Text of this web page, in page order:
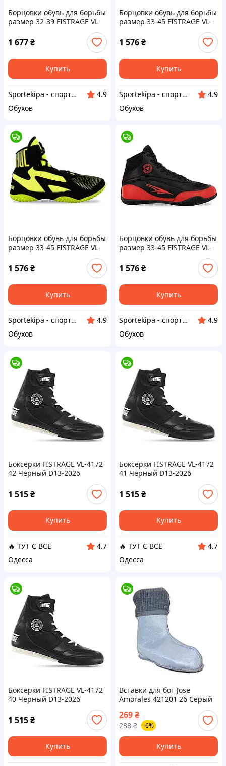
Борцовки обувь для борьбы
размер 32-39 FISTRAGE VL-
нескользящая резина,
синий)
1 677₴
Купить
Sportekipa - спортивні товари
4.9
Обухов
Борцовки обувь для борьбы
размер 33-45 FISTRAGE VL-
нескользящая резина,
цвета в ассортименте)
1 576₴
Купить
Sportekipa - спортивні товари
4.9
Обухов
Борцовки обувь для борьбы
размер 33-45 FISTRAGE VL-
нескользящая резина,
цвета в ассортименте)
1 576₴
Купить
Sportekipa - спортивні товари
4.9
Обухов
Борцовки обувь для борьбы
размер 33-45 FISTRAGE VL-
нескользящая резина,
цвета в ассортименте)
1 576₴
Купить
Sportekipa - спортивні товари
4.9
Обухов
Боксерки FISTRAGE VL-4172
42 Черный D13-2026
1 515₴
Купить
🔥 ТУТ Є ВСЕ
4.7
Одесса
Боксерки FISTRAGE VL-4172
41 Черный D13-2026
1 515₴
Купить
🔥 ТУТ Є ВСЕ
4.7
Одесса
Боксерки FISTRAGE VL-4172
40 Черный D13-2026
1 515₴
Купить
Вставки для бот Jose
Amorales 421201 26 Серый
269₴
288 ₴ -6%
Купить